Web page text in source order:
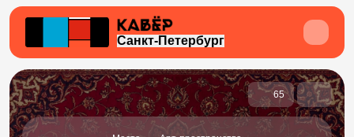
Санкт-Петербург
65